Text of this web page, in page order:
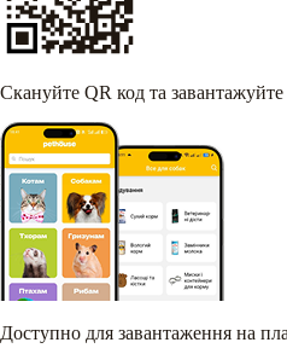
Скануйте QR код та
Доступно для завантаження на